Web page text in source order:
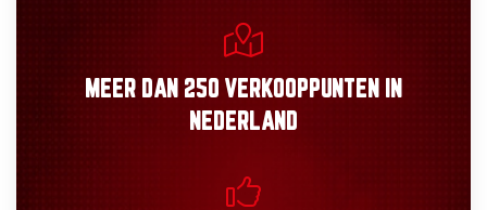
MEER DAN 250 VERKOOPPUNTEN
IN
NEDERLAND